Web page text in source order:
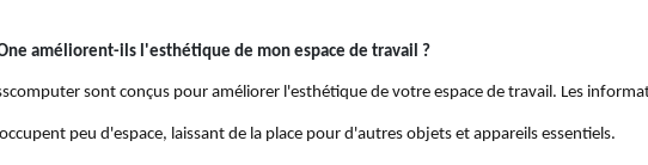
améliorent-ils l'esthétique de mon espace de travail ?
sont conçus pour améliorer l'esthétique de votre espace de travail. Les
peu d'espace, laissant de la place pour d'autres objets et appareils essentiels.